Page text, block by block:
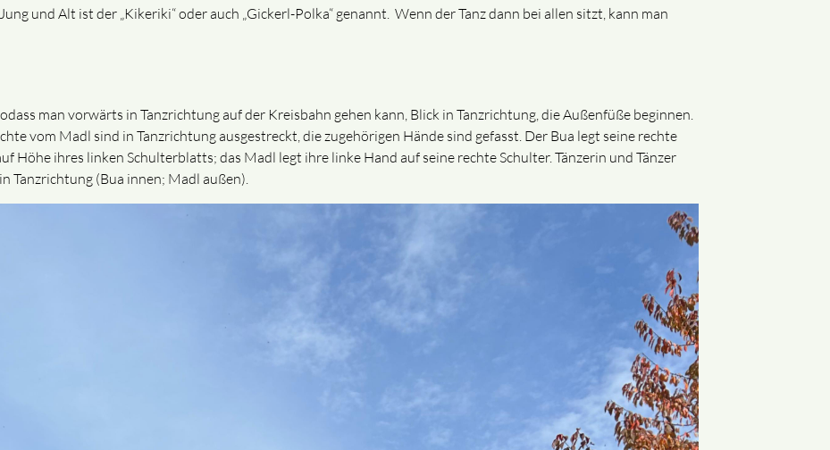
und Alt ist der „Kikeriki“ oder auch „Gickerl-Polka“ genannt. Wenn der Tanz dann bei allen sitzt, kann man
man vorwärts in Tanzrichtung auf der Kreisbahn gehen kann, Blick in Tanzrichtung, die Außenfüße beginnen.
vom Madl sind in Tanzrichtung ausgestreckt, die zugehörigen Hände sind gefasst. Der Bua legt seine rechte
Höhe ihres linken Schulterblatts; das Madl legt ihre linke Hand auf seine rechte Schulter. Tänzerin und Tänzer
Tanzrichtung (Bua innen; Madl außen).